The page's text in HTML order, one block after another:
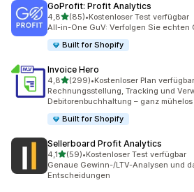
GoProfit: Profit Analytics
4,8von 5 Sternen
(85)
85 Rezensionen insgesamt
•Kostenloser Test verfügbar
All-in-One GuV: Verfolgen Sie echten
Built for Shopify
Invoice Hero
4,8von 5 Sternen
(299)
299 Rezensionen insgesamt
•Kostenloser Plan verfügbar
Rechnungsstellung, Tracking und
Debitorenbuchhaltung – ganz mühelos
Built for Shopify
Sellerboard Profit Analytics
4,1von 5 Sternen
(59)
59 Rezensionen insgesamt
•Kostenloser Test verfügbar
Genaue Gewinn-/LTV-Analysen und
Entscheidungen